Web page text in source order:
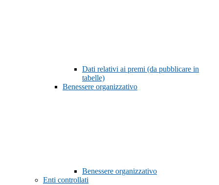
Dati relativi ai premi (da pubblicare in
tabelle)
Benessere organizzativo
Benessere organizzativo
Enti controllati